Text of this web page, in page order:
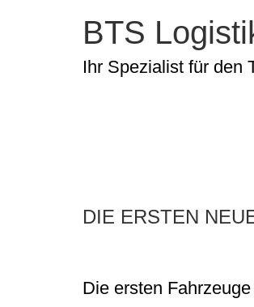
BTS
Ihr Spezialist für den
DIE ERSTEN
Die ersten